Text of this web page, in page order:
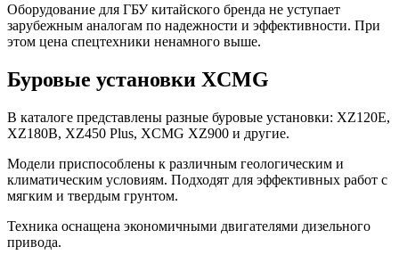
Оборудование для ГБУ китайского бренда не уступает
зарубежным аналогам по надежности и эффективности. При
этом цена спецтехники ненамного выше.
Буровые установки XCMG
В каталоге представлены разные буровые установки: XZ120E,
XZ180B, XZ450 Plus, XCMG XZ900 и другие.
Модели приспособлены к различным геологическим и
климатическим условиям. Подходят для эффективных работ с
мягким и твердым грунтом.
Техника оснащена экономичными двигателями дизельного
привода.